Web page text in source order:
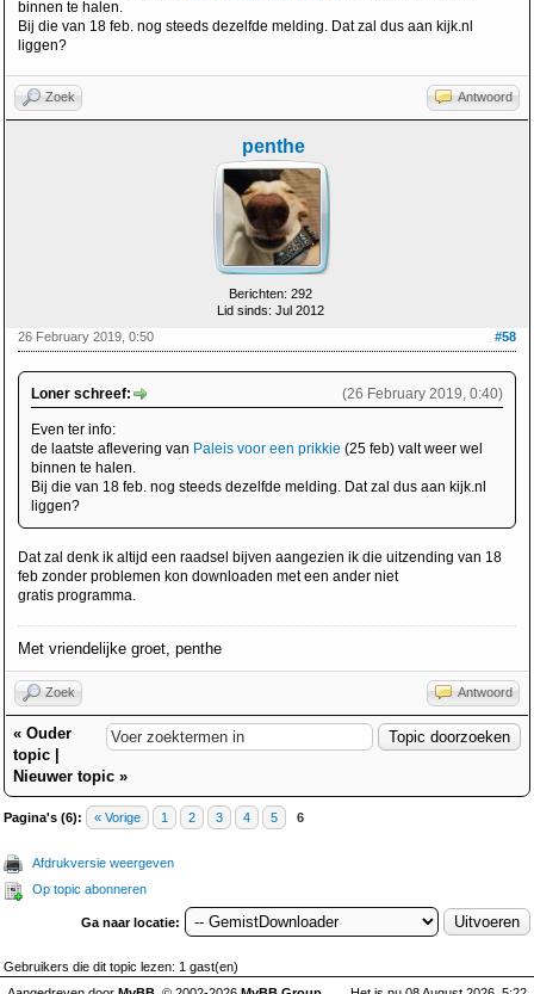
binnen te halen.
Bij die van 18 feb. nog steeds dezelfde melding. Dat zal dus aan kijk.nl
liggen?
Zoek Antwoord
penthe
Berichten: 292
Lid sinds: Jul 2012
#58
26 February 2019, 0:50
(26 February 2019, 0:40)
Loner schreef:
Even ter info:
de laatste aflevering van Paleis voor een prikkie (25 feb) valt weer wel
binnen te halen.
Bij die van 18 feb. nog steeds dezelfde melding. Dat zal dus aan kijk.nl
liggen?
Dat zal denk ik altijd een raadsel bijven aangezien ik die uitzending van 18
feb zonder problemen kon downloaden met een ander niet
gratis programma.
Met vriendelijke groet, penthe
Zoek Antwoord
« Ouder
topic
Nieuwer topic »
Pagina's (6): « Vorige 1 2 3 4 5 6
Afdrukversie weergeven
Op topic abonneren
Ga naar locatie:
Gebruikers die dit topic lezen: 1 gast(en)